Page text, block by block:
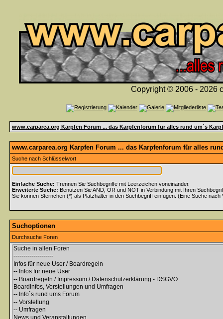
Copyright © 2006 - 2026
www.carparea.org Karpfen Forum ... das Karpfenforum für alles rund um`s
www.carparea.org Karpfen Forum ... das Karpfenforum für alles
Suche nach Schlüsselwort
Einfache Suche: Trennen Sie Suchbegriffe mit Leerzeichen voneinander.
Erweiterte Suche: Benutzen Sie AND, OR und NOT in Verbindung mit Ihren
Sie können Sternchen (*) als Platzhalter in den Suchbegriff einfügen. (Eine Suche
Suchoptionen
Durchsuche Foren